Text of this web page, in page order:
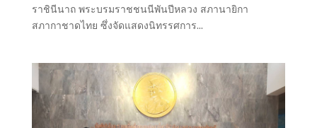
ราชินีนาถ พระบรมราชชนนีพันปีหลวง สภานายิกา
สภากาชาดไทย ซึ่งจัดแสดงนิทรรศการ...